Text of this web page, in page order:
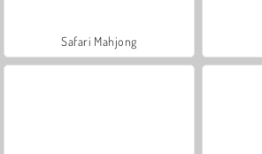
Safari Mahjong